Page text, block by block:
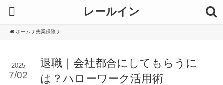
レールイン
ホーム 失業保険
退職｜会社都合にしてもらうに
は？ハローワーク活用術
2025
7/02